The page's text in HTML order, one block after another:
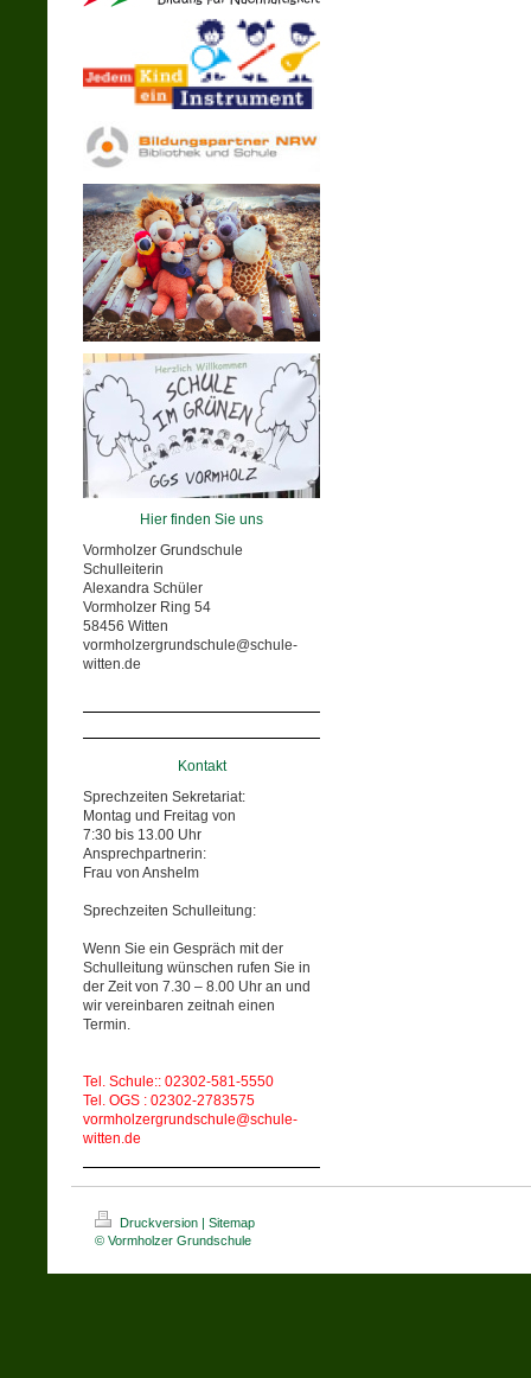
Hier finden Sie uns
Vormholzer Grundschule
Schulleiterin
Alexandra Schüler
Vormholzer Ring 54
58456 Witten
vormholzergrundschule@schule-
witten.de
Kontakt
Sprechzeiten Sekretariat:
Montag und Freitag von
7:30 bis 13.00 Uhr
Ansprechpartnerin:
Frau von Anshelm
Sprechzeiten Schulleitung:
Wenn Sie ein Gespräch mit der
Schulleitung wünschen rufen Sie in
der Zeit von 7.30 – 8.00 Uhr an und
wir vereinbaren zeitnah einen
Termin.
Tel. Schule:: 02302-581-5550
Tel. OGS : 02302-2783575
vormholzergrundschule@schule-
witten.de
Druckversion | Sitemap
© Vormholzer Grundschule